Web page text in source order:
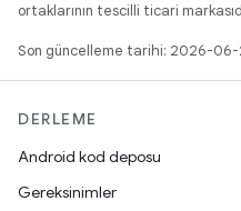
ortaklarının tescilli ticari
Son güncelleme tarihi: 2026-06-
DERLEME
Android kod deposu
Gereksinimler